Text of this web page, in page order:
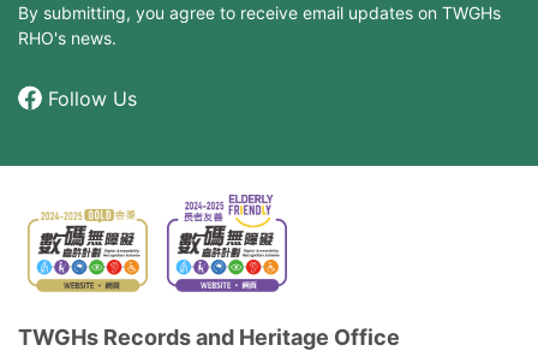
By submitting, you agree to receive email updates on TWGHs
RHO's news.
Follow Us
TWGHs Records and Heritage Office